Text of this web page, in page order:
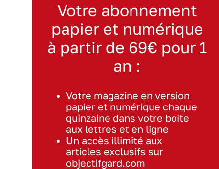
Votre abonnement
papier et numérique
à partir de 69€ pour 1
an :
Votre magazine en version
papier et numérique chaque
quinzaine dans votre boite
aux lettres et en ligne
Un accès illimité aux
articles exclusifs sur
objectifgard.com